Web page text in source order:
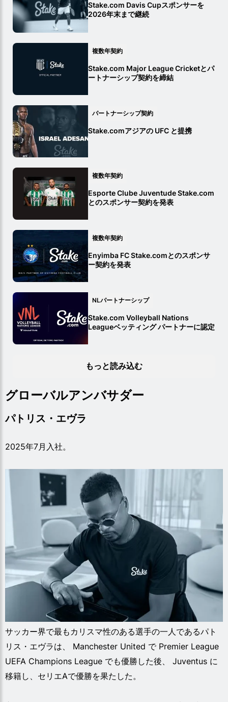
Stake.com Davis Cupスポンサーを
2026年末まで継続
複数年契約
Stake.com Major League Cricketとパ
ートナーシップ契約を締結
パートナーシップ契約
Stake.comアジアの UFC と提携
複数年契約
Esporte Clube Juventude Stake.com
とのスポンサー契約を発表
複数年契約
Enyimba FC Stake.comとのスポンサ
ー契約を発表
NLパートナーシップ
Stake.com Volleyball Nations
Leagueベッティング パートナーに認定
もっと読み込む
グローバルアンバサダー
パトリス・エヴラ
2025年7月入社。
サッカー界で最もカリスマ性のある選手の一人であるパト
リス・エヴラは、 Manchester United で Premier League
UEFA Champions League でも優勝した後、 Juventus に
移籍し、セリエAで優勝を果たした。